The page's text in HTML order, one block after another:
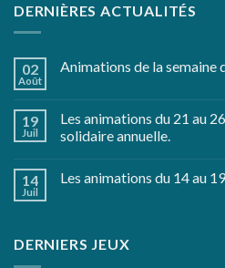
DERNIÈRES ACTUALITÉS
02
Août
Animations de la semaine
19
Juil
Les animations du 21 au
solidaire annuelle.
14
Juil
Les animations du 14 au
DERNIERS JEUX